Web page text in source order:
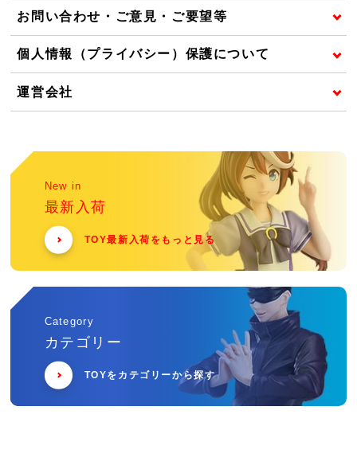
お問い合わせ・ご意見・ご要望等
個人情報（プライバシー）保護について
運営会社
New in
最新入荷
TOY最新入荷をもっと見る
Category
カテゴリー
TOYをカテゴリーから探す